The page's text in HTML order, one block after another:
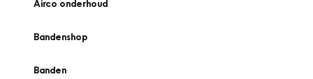
Airco onderhoud
Bandenshop
Banden